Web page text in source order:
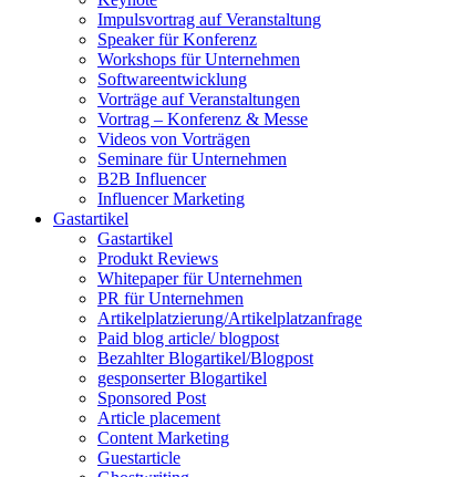
Impulsvortrag auf Veranstaltung
Speaker für Konferenz
Workshops für Unternehmen
Softwareentwicklung
Vorträge auf Veranstaltungen
Vortrag – Konferenz & Messe
Videos von Vorträgen
Seminare für Unternehmen
B2B Influencer
Influencer Marketing
Gastartikel
Gastartikel
Produkt Reviews
Whitepaper für Unternehmen
PR für Unternehmen
Artikelplatzierung/Artikelplatzanfrage
Paid blog article/ blogpost
Bezahlter Blogartikel/Blogpost
gesponserter Blogartikel
Sponsored Post
Article placement
Content Marketing
Guestarticle